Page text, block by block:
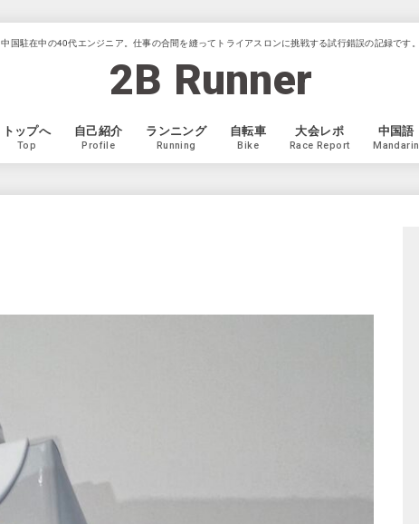
中国駐在中の40代エンジニア。仕事の合間を縫ってトライアスロンに挑戦する試行錯誤の記録です。
2B Runner
トップへ
Top
自己紹介
Profile
ランニング
Running
自転車
Bike
大会レポ
Race Report
中国語
Mandarin